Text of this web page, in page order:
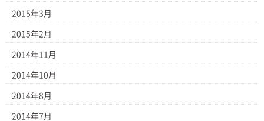
2015年3月
2015年2月
2014年11月
2014年10月
2014年8月
2014年7月